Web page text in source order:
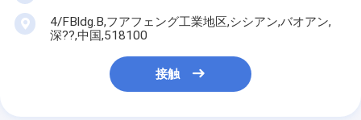
4/FBldg.B,フアフェング工業地区,シシアン,バオアン,
深??,中国,518100
接触